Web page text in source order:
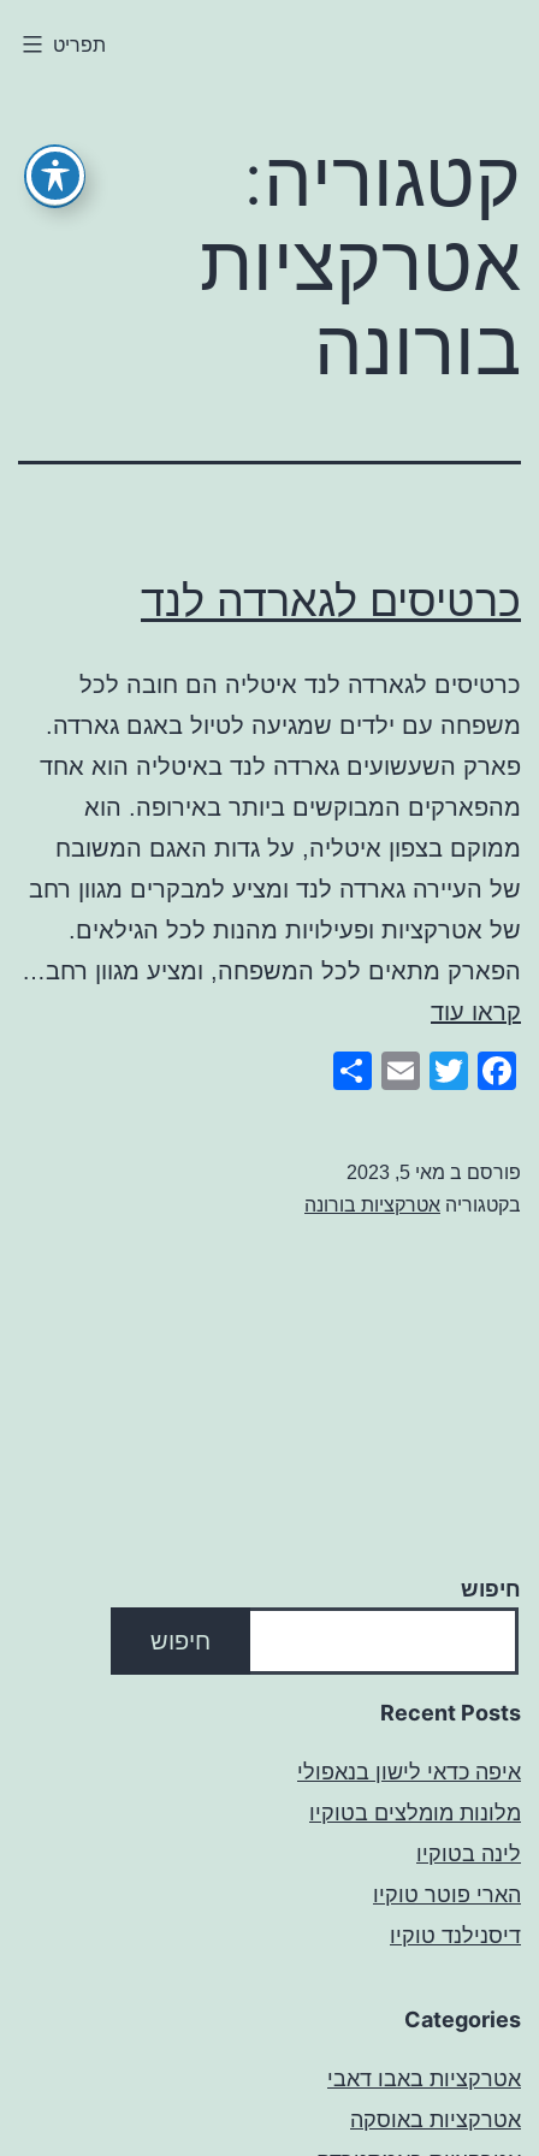
תפריט
קטגוריה:
אטרקציות
בורונה
כרטיסים לגארדה לנד
כרטיסים לגארדה לנד איטליה הם חובה לכל
משפחה עם ילדים שמגיעה לטיול באגם גארדה.
פארק השעשועים גארדה לנד באיטליה הוא אחד
מהפארקים המבוקשים ביותר באירופה. הוא
ממוקם בצפון איטליה, על גדות האגם המשובח
של העיירה גארדה לנד ומציע למבקרים מגוון רחב
של אטרקציות ופעילויות מהנות לכל הגילאים.
הפארק מתאים לכל המשפחה, ומציע מגוון רחב…
קראו עודכרטיסים
לגארדה
לנד
Facebook
Twitter
Email
פורסם ב מאי 5, 2023
בקטגוריה אטרקציות בורונה
חיפוש
חיפוש
Recent Posts
איפה כדאי לישון בנאפולי
מלונות מומלצים בטוקיו
לינה בטוקיו
הארי פוטר טוקיו
דיסנילנד טוקיו
Categories
אטרקציות באבו דאבי
אטרקציות באוסקה